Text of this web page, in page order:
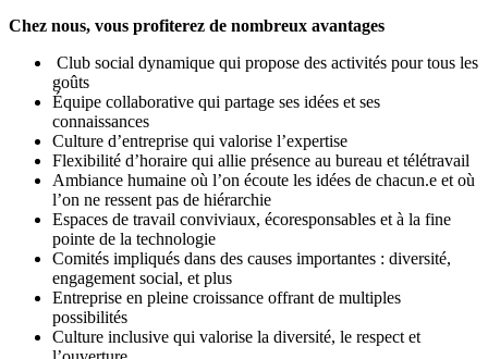
Chez nous, vous profiterez de nombreux avantages
Club social dynamique qui propose des activités pour tous les
goûts
Équipe collaborative qui partage ses idées et ses
connaissances
Culture d’entreprise qui valorise l’expertise
Flexibilité d’horaire qui allie présence au bureau et télétravail
Ambiance humaine où l’on écoute les idées de chacun.e et où
l’on ne ressent pas de hiérarchie
Espaces de travail conviviaux, écoresponsables et à la fine
pointe de la technologie
Comités impliqués dans des causes importantes : diversité,
engagement social, et plus
Entreprise en pleine croissance offrant de multiples
possibilités
Culture inclusive qui valorise la diversité, le respect et